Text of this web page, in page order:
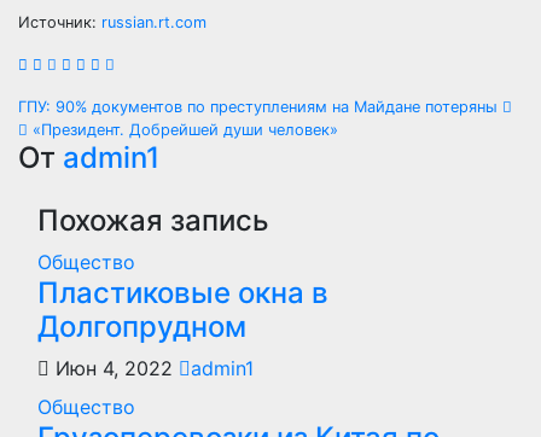
Источник: russian.rt.com
Навигация
по
записям
ГПУ: 90% документов по преступлениям на Майдане потеряны
«Президент. Добрейшей души человек»
От admin1
Похожая запись
Общество
Пластиковые окна в
Долгопрудном
Июн 4, 2022
admin1
Общество